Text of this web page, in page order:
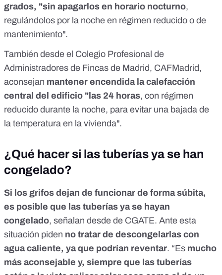
grados, "sin apagarlos en horario nocturno,
regulándolos por la noche en régimen reducido o de
mantenimiento".
También desde el Colegio Profesional de
Administradores de Fincas de Madrid, CAFMadrid,
aconsejan mantener encendida la calefacción
central del edificio "las 24 horas, con régimen
reducido durante la noche, para evitar una bajada de
la temperatura en la vivienda".
¿Qué hacer si las tuberías ya se han
congelado?
Si los grifos dejan de funcionar de forma súbita,
es posible que las tuberías ya se hayan
congelado, señalan desde de CGATE. Ante esta
situación piden no tratar de descongelarlas con
agua caliente, ya que podrían reventar. “Es mucho
más aconsejable y, siempre que las tuberías